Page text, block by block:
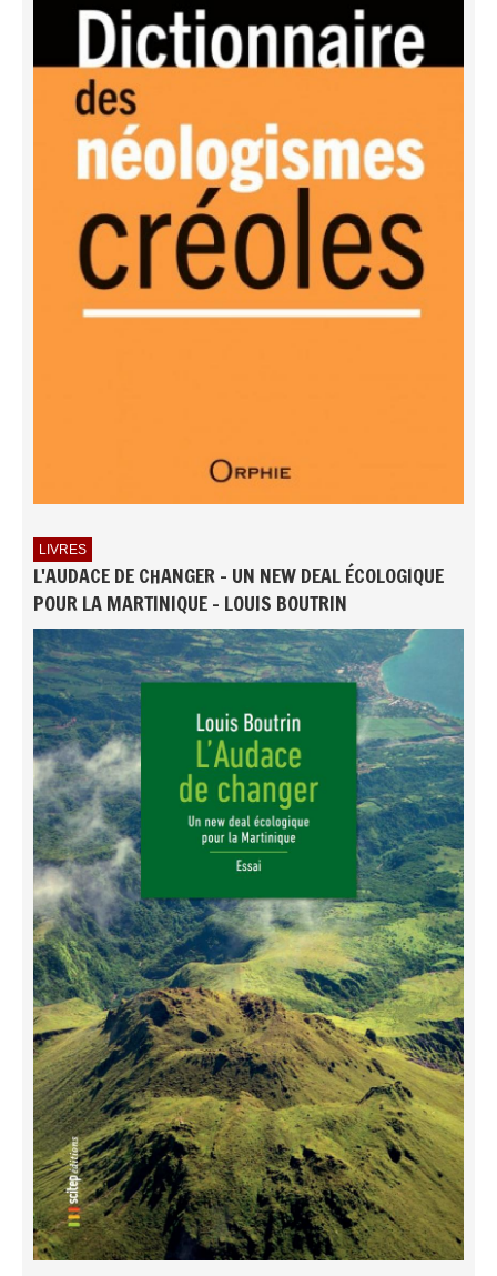
LIVRES
L'AUDACE DE CHANGER - UN NEW DEAL ÉCOLOGIQUE
POUR LA MARTINIQUE - LOUIS BOUTRIN